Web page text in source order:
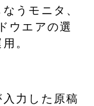
うモニタ、
ウエアの選
。
力した原稿